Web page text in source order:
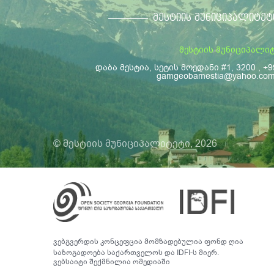
ᲛᲔᲡᲢᲘᲘᲡ
მესტიის
დაბა მესტია, სეტის მოედანი #1, 3200 ,
© მესტიის მუნიციპალიტეტი, 2026
ვებგვერდის კონცეფცია მომზადებულია ფონდ ღია
საზოგადოება საქართველოს და IDFI-ს მიერ.
ვებსაიტი შექმნილია ომედიაში